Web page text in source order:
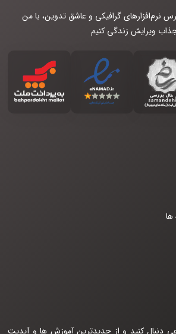
نرم‌افزارهای گرافیکی و عاشق تدوین، با من
ویرایش زندگی کنیم
دنبال کنید و از جدیدترین آموزش ها و آپدیت